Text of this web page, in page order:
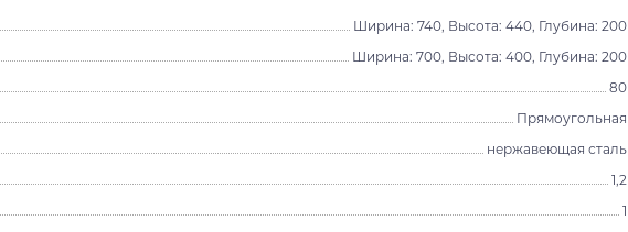
Ширина: 740, Высота: 440, Глубина: 200
Ширина: 700, Высота: 400, Глубина: 200
80
Прямоугольная
нержавеющая сталь
1,2
1